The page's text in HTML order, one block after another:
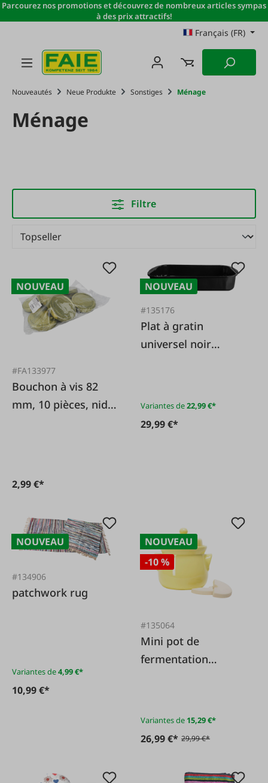
Passer au contenu principal
Parcourez nos promotions et découvrez de nombreux articles sympas
à des prix attractifs!
Français (FR)
Nouveautés Neue Produkte Sonstiges Ménage
Ménage
Filtre
NOUVEAU
#FA133977
Bouchon à vis 82
mm, 10 pièces, nid
2,99 €*
NOUVEAU
#135176
Plat à gratin
universel noir
Variantes de22,99 €*
29,99 €*
NOUVEAU
#134906
patchwork rug
Variantes de4,99 €*
10,99 €*
NOUVEAU
-10 %
#135064
Mini pot de
fermentation
Variantes de 15,29 €*
26,99 €* 29,99 €*